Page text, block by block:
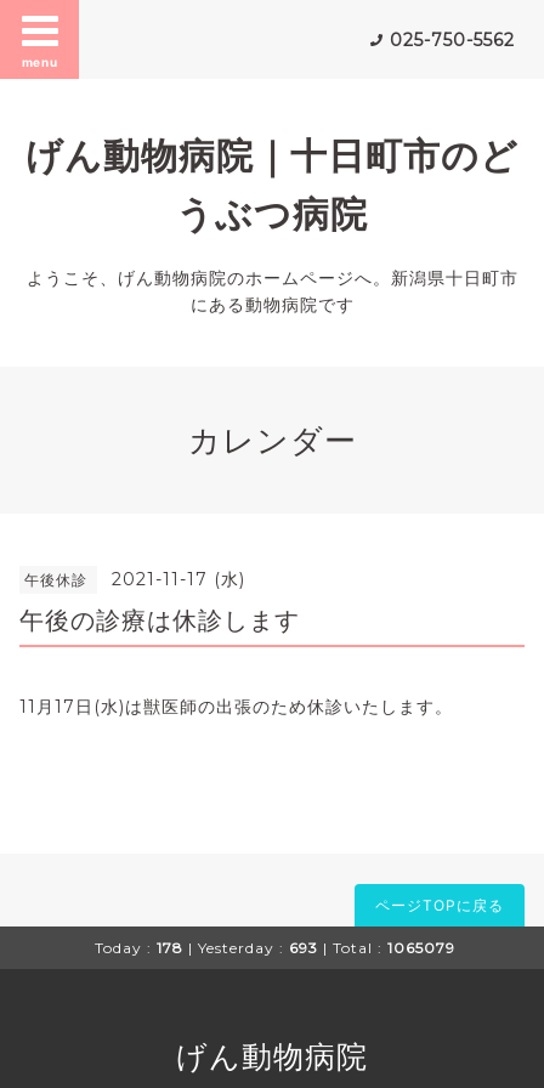
menu
025-750-5562
げん動物病院｜十日町市のど
うぶつ病院
ようこそ、げん動物病院のホームページへ。新潟県十日町市
にある動物病院です
カレンダー
午後休診 2021-11-17 (水)
午後の診療は休診します
11月17日(水)は獣医師の出張のため休診いたします。
ページTOPに戻る
Today : 178 | Yesterday : 693 | Total : 1065079
げん動物病院